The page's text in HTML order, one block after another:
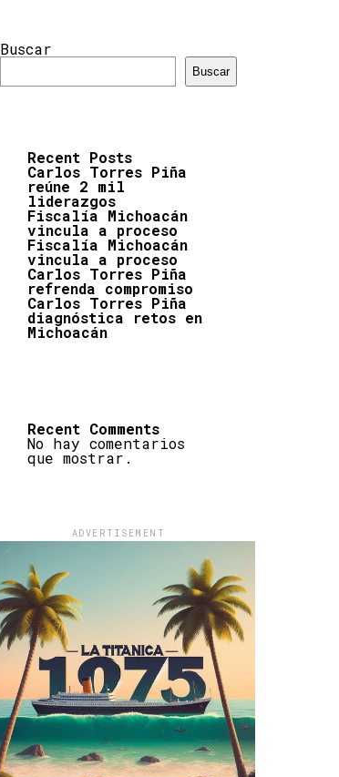
Buscar
Buscar
Recent Posts
Carlos Torres Piña
reúne 2 mil
liderazgos
Fiscalía Michoacán
vincula a proceso
Fiscalía Michoacán
vincula a proceso
Carlos Torres Piña
refrenda compromiso
Carlos Torres Piña
diagnóstica retos en
Michoacán
Recent Comments
No hay comentarios
que mostrar.
ADVERTISEMENT